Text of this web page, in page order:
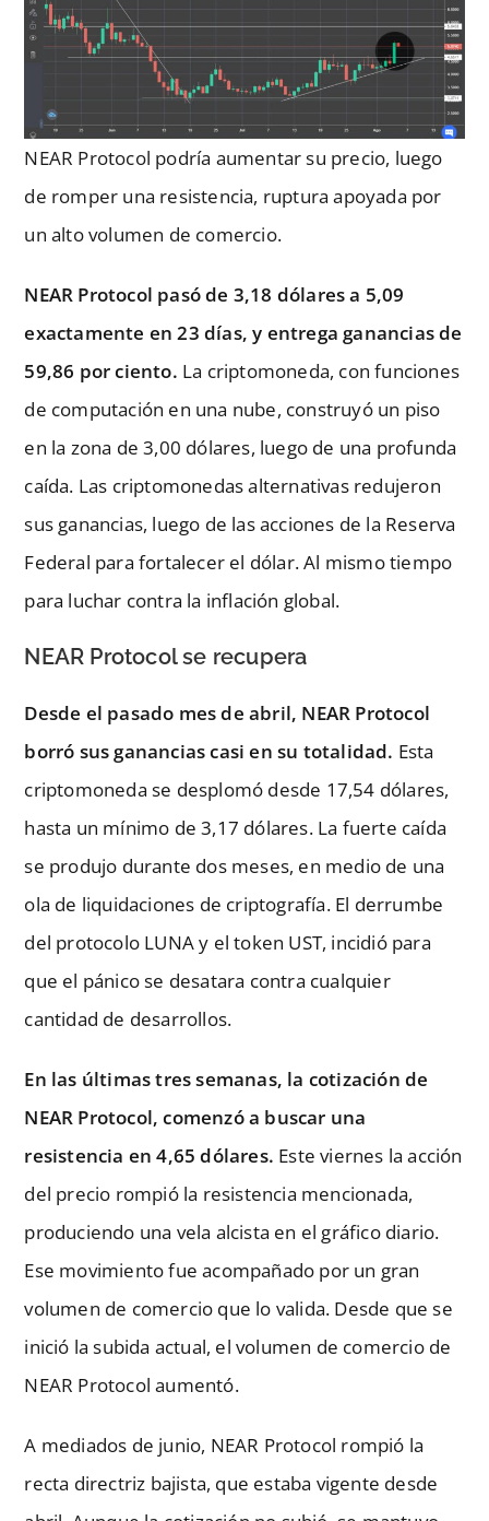
NEAR Protocol podría aumentar su precio, luego
de romper una resistencia, ruptura apoyada por
un alto volumen de comercio.
NEAR Protocol pasó de 3,18 dólares a 5,09
exactamente en 23 días, y entrega ganancias de
59,86 por ciento. La criptomoneda, con funciones
de computación en una nube, construyó un piso
en la zona de 3,00 dólares, luego de una profunda
caída. Las criptomonedas alternativas redujeron
sus ganancias, luego de las acciones de la Reserva
Federal para fortalecer el dólar. Al mismo tiempo
para luchar contra la inflación global.
NEAR Protocol se recupera
Desde el pasado mes de abril, NEAR Protocol
borró sus ganancias casi en su totalidad. Esta
criptomoneda se desplomó desde 17,54 dólares,
hasta un mínimo de 3,17 dólares. La fuerte caída
se produjo durante dos meses, en medio de una
ola de liquidaciones de criptografía. El derrumbe
del protocolo LUNA y el token UST, incidió para
que el pánico se desatara contra cualquier
cantidad de desarrollos.
En las últimas tres semanas, la cotización de
NEAR Protocol, comenzó a buscar una
resistencia en 4,65 dólares. Este viernes la acción
del precio rompió la resistencia mencionada,
produciendo una vela alcista en el gráfico diario.
Ese movimiento fue acompañado por un gran
volumen de comercio que lo valida. Desde que se
inició la subida actual, el volumen de comercio de
NEAR Protocol aumentó.
A mediados de junio, NEAR Protocol rompió la
recta directriz bajista, que estaba vigente desde